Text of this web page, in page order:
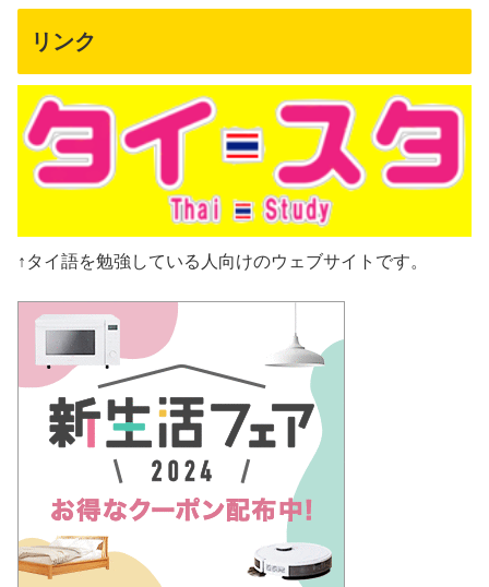
リンク
↑タイ語を勉強している人向けのウェブサイトです。